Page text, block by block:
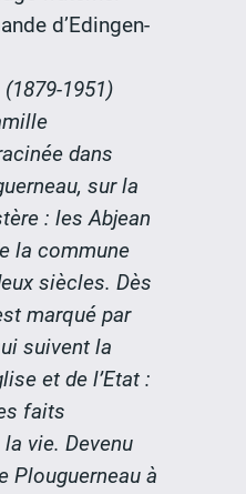
d’Edingen-
1951)
dans
sur la
: les Abjean
la commune
siècles. Dès
marqué par
suivent la
et de l’Etat :
faits
vie. Devenu
Plouguerneau à